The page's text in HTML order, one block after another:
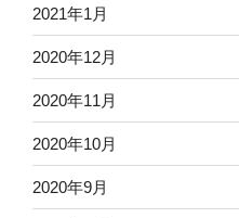
2021年1月
2020年12月
2020年11月
2020年10月
2020年9月